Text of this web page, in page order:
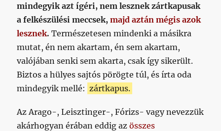
mindegyik azt ígéri, nem lesznek zártkapusak
a felkészülési meccsek,majd aztán mégis azok
lesznek. Természetesen mindenki a másikra
mutat, én nem akartam, én sem akartam,
valójában senki sem akarta, csak így sikerült.
Biztos a hülyes sajtós pörögte túl, és írta oda
mindegyik mellé: zártkapus.
Az Arago-, Leisztinger-, Fórizs- vagy nevezzük
akárhogyan érában eddig azösszes